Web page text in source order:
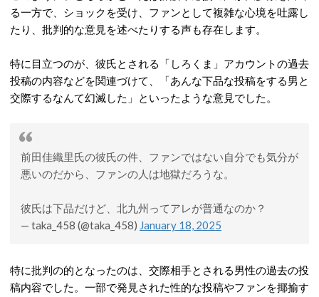
る一方で、ショックを受け、ファンとして複雑な心境を吐露し
たり、批判的な意見を述べたりする声も存在します。
特に目立つのが、彼氏とされる「しろくま」アカウントの過去
投稿の内容などを関連づけて、「あんな下品な投稿をする男と
交際するなんて幻滅した」といったような意見でした。
前田佳織里氏の彼氏の件、ファンではない自分でも気分が
悪いのだから、ファンの人は地獄だろうな。
彼氏は下品だけど、北九州ってアレが普通なのか？
— taka_458 (@taka_458) January 18, 2025
特に批判の的となったのは、交際相手とされる男性の過去の投
稿内容でした。一部で発見された性的な投稿やファンを揶揄す